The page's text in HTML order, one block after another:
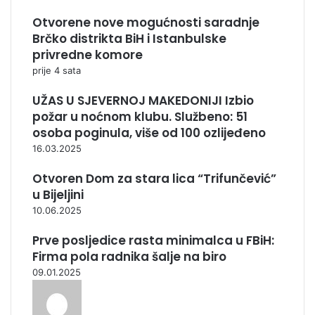
Otvorene nove mogućnosti saradnje
Brčko distrikta BiH i Istanbulske
privredne komore
prije 4 sata
UŽAS U SJEVERNOJ MAKEDONIJI Izbio
požar u noćnom klubu. Službeno: 51
osoba poginula, više od 100 ozlijeđeno
16.03.2025
Otvoren Dom za stara lica “Trifunčević”
u Bijeljini
10.06.2025
Prve posljedice rasta minimalca u FBiH:
Firma pola radnika šalje na biro
09.01.2025